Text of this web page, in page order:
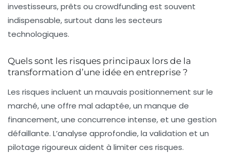
investisseurs, prêts ou crowdfunding est souvent
indispensable, surtout dans les secteurs
technologiques.
Quels sont les risques principaux lors de la
transformation d’une idée en entreprise ?
Les risques incluent un mauvais positionnement sur le
marché, une offre mal adaptée, un manque de
financement, une concurrence intense, et une gestion
défaillante. L’analyse approfondie, la validation et un
pilotage rigoureux aident à limiter ces risques.